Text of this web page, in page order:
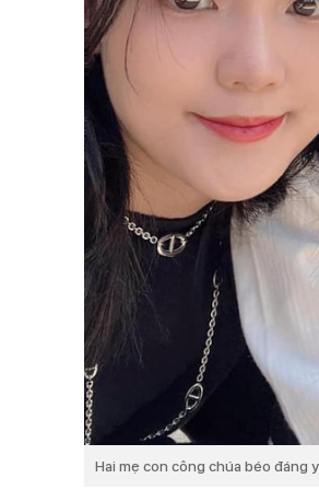
Hai mẹ con công chúa béo đáng